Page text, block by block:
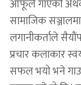
आफूले गाएको
सामाजिक
लगानीकर्ताले
प्रचार कलाकार
सफल भयो भने